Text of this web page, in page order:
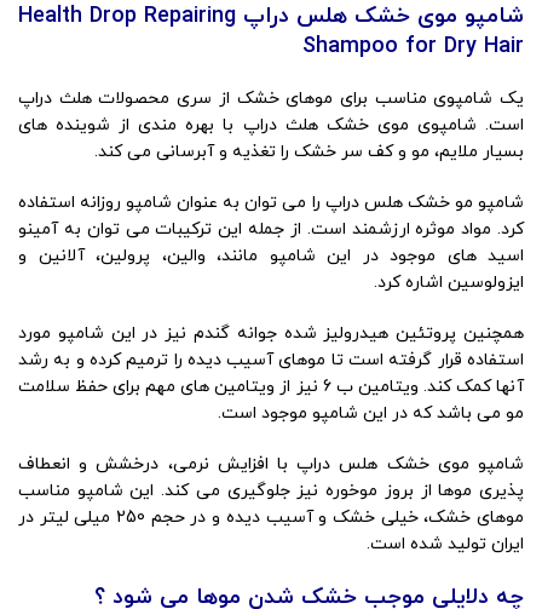
شامپو موی خشک هلس دراپ Health Drop Repairing
Shampoo for Dry Hair
یک شامپوی مناسب برای موهای خشک از سری محصولات هلث دراپ
است. شامپوی موی خشک هلث دراپ با بهره مندی از شوینده های
بسیار ملایم، مو و کف سر خشک را تغذیه و آبرسانی می کند.
شامپو مو خشک هلس دراپ را می توان به عنوان شامپو روزانه استفاده
کرد. مواد موثره ارزشمند است. از جمله این ترکیبات می توان به آمینو
اسید های موجود در این شامپو مانند، والین، پرولین، آلانین و
ایزولوسین اشاره کرد.
همچنین پروتئین هیدرولیز شده جوانه گندم نیز در این شامپو مورد
استفاده قرار گرفته است تا موهای آسیب دیده را ترمیم کرده و به رشد
آنها کمک کند. ویتامین ب 6 نیز از ویتامین های مهم برای حفظ سلامت
مو می باشد که در این شامپو موجود است.
شامپو موی خشک هلس دراپ با افزایش نرمی، درخشش و انعطاف
پذیری موها از بروز موخوره نیز جلوگیری می کند. این شامپو مناسب
موهای خشک، خیلی خشک و آسیب دیده و در حجم 250 میلی لیتر در
ایران تولید شده است.
چه دلایلی موجب خشک شدن موها می شود ؟